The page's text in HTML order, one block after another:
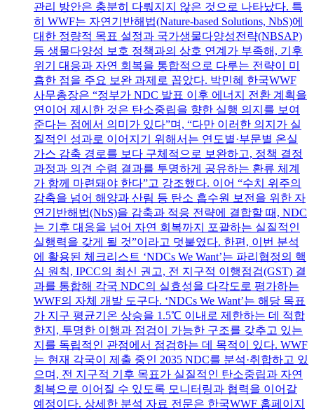
관리 방안은 충분히 다뤄지지 않은 것으로 나타났다. 특
히 WWF는 자연기반해법(Nature-based Solutions, NbS)에
대한 정량적 목표 설정과 국가생물다양성전략(NBSAP)
등 생물다양성 보호 정책과의 상호 연계가 부족해, 기후
위기 대응과 자연 회복을 통합적으로 다루는 전략이 미
흡한 점을 주요 보완 과제로 꼽았다. 박민혜 한국WWF
사무총장은 “정부가 NDC 발표 이후 에너지 전환 계획을
연이어 제시한 것은 탄소중립을 향한 실행 의지를 보여
준다는 점에서 의미가 있다”며, “다만 이러한 의지가 실
질적인 성과로 이어지기 위해서는 연도별·부문별 온실
가스 감축 경로를 보다 구체적으로 보완하고, 정책 결정
과정과 의견 수렴 결과를 투명하게 공유하는 환류 체계
가 함께 마련돼야 한다”고 강조했다. 이어 “수치 위주의
감축을 넘어 해양과 산림 등 탄소 흡수원 보전을 위한 자
연기반해법(NbS)을 감축과 적응 전략에 결합할 때, NDC
는 기후 대응을 넘어 자연 회복까지 포괄하는 실질적인
실행력을 갖게 될 것”이라고 덧붙였다. 한편, 이번 분석
에 활용된 체크리스트 ‘NDCs We Want’는 파리협정의 핵
심 원칙, IPCC의 최신 권고, 전 지구적 이행점검(GST) 결
과를 통합해 각국 NDC의 실효성을 다각도로 평가하는
WWF의 자체 개발 도구다. ‘NDCs We Want’는 해당 목표
가 지구 평균기온 상승을 1.5℃ 이내로 제한하는 데 적합
한지, 투명한 이행과 점검이 가능한 구조를 갖추고 있는
지를 독립적인 관점에서 점검하는 데 목적이 있다. WWF
는 현재 각국이 제출 중인 2035 NDC를 분석·취합하고 있
으며, 전 지구적 기후 목표가 실질적인 탄소중립과 자연
회복으로 이어질 수 있도록 모니터링과 협력을 이어갈
예정이다. 상세한 분석 자료 전문은 한국WWF 홈페이지